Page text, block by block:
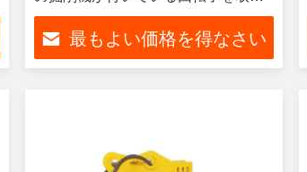
組みなさい
最もよい価格を得なさい